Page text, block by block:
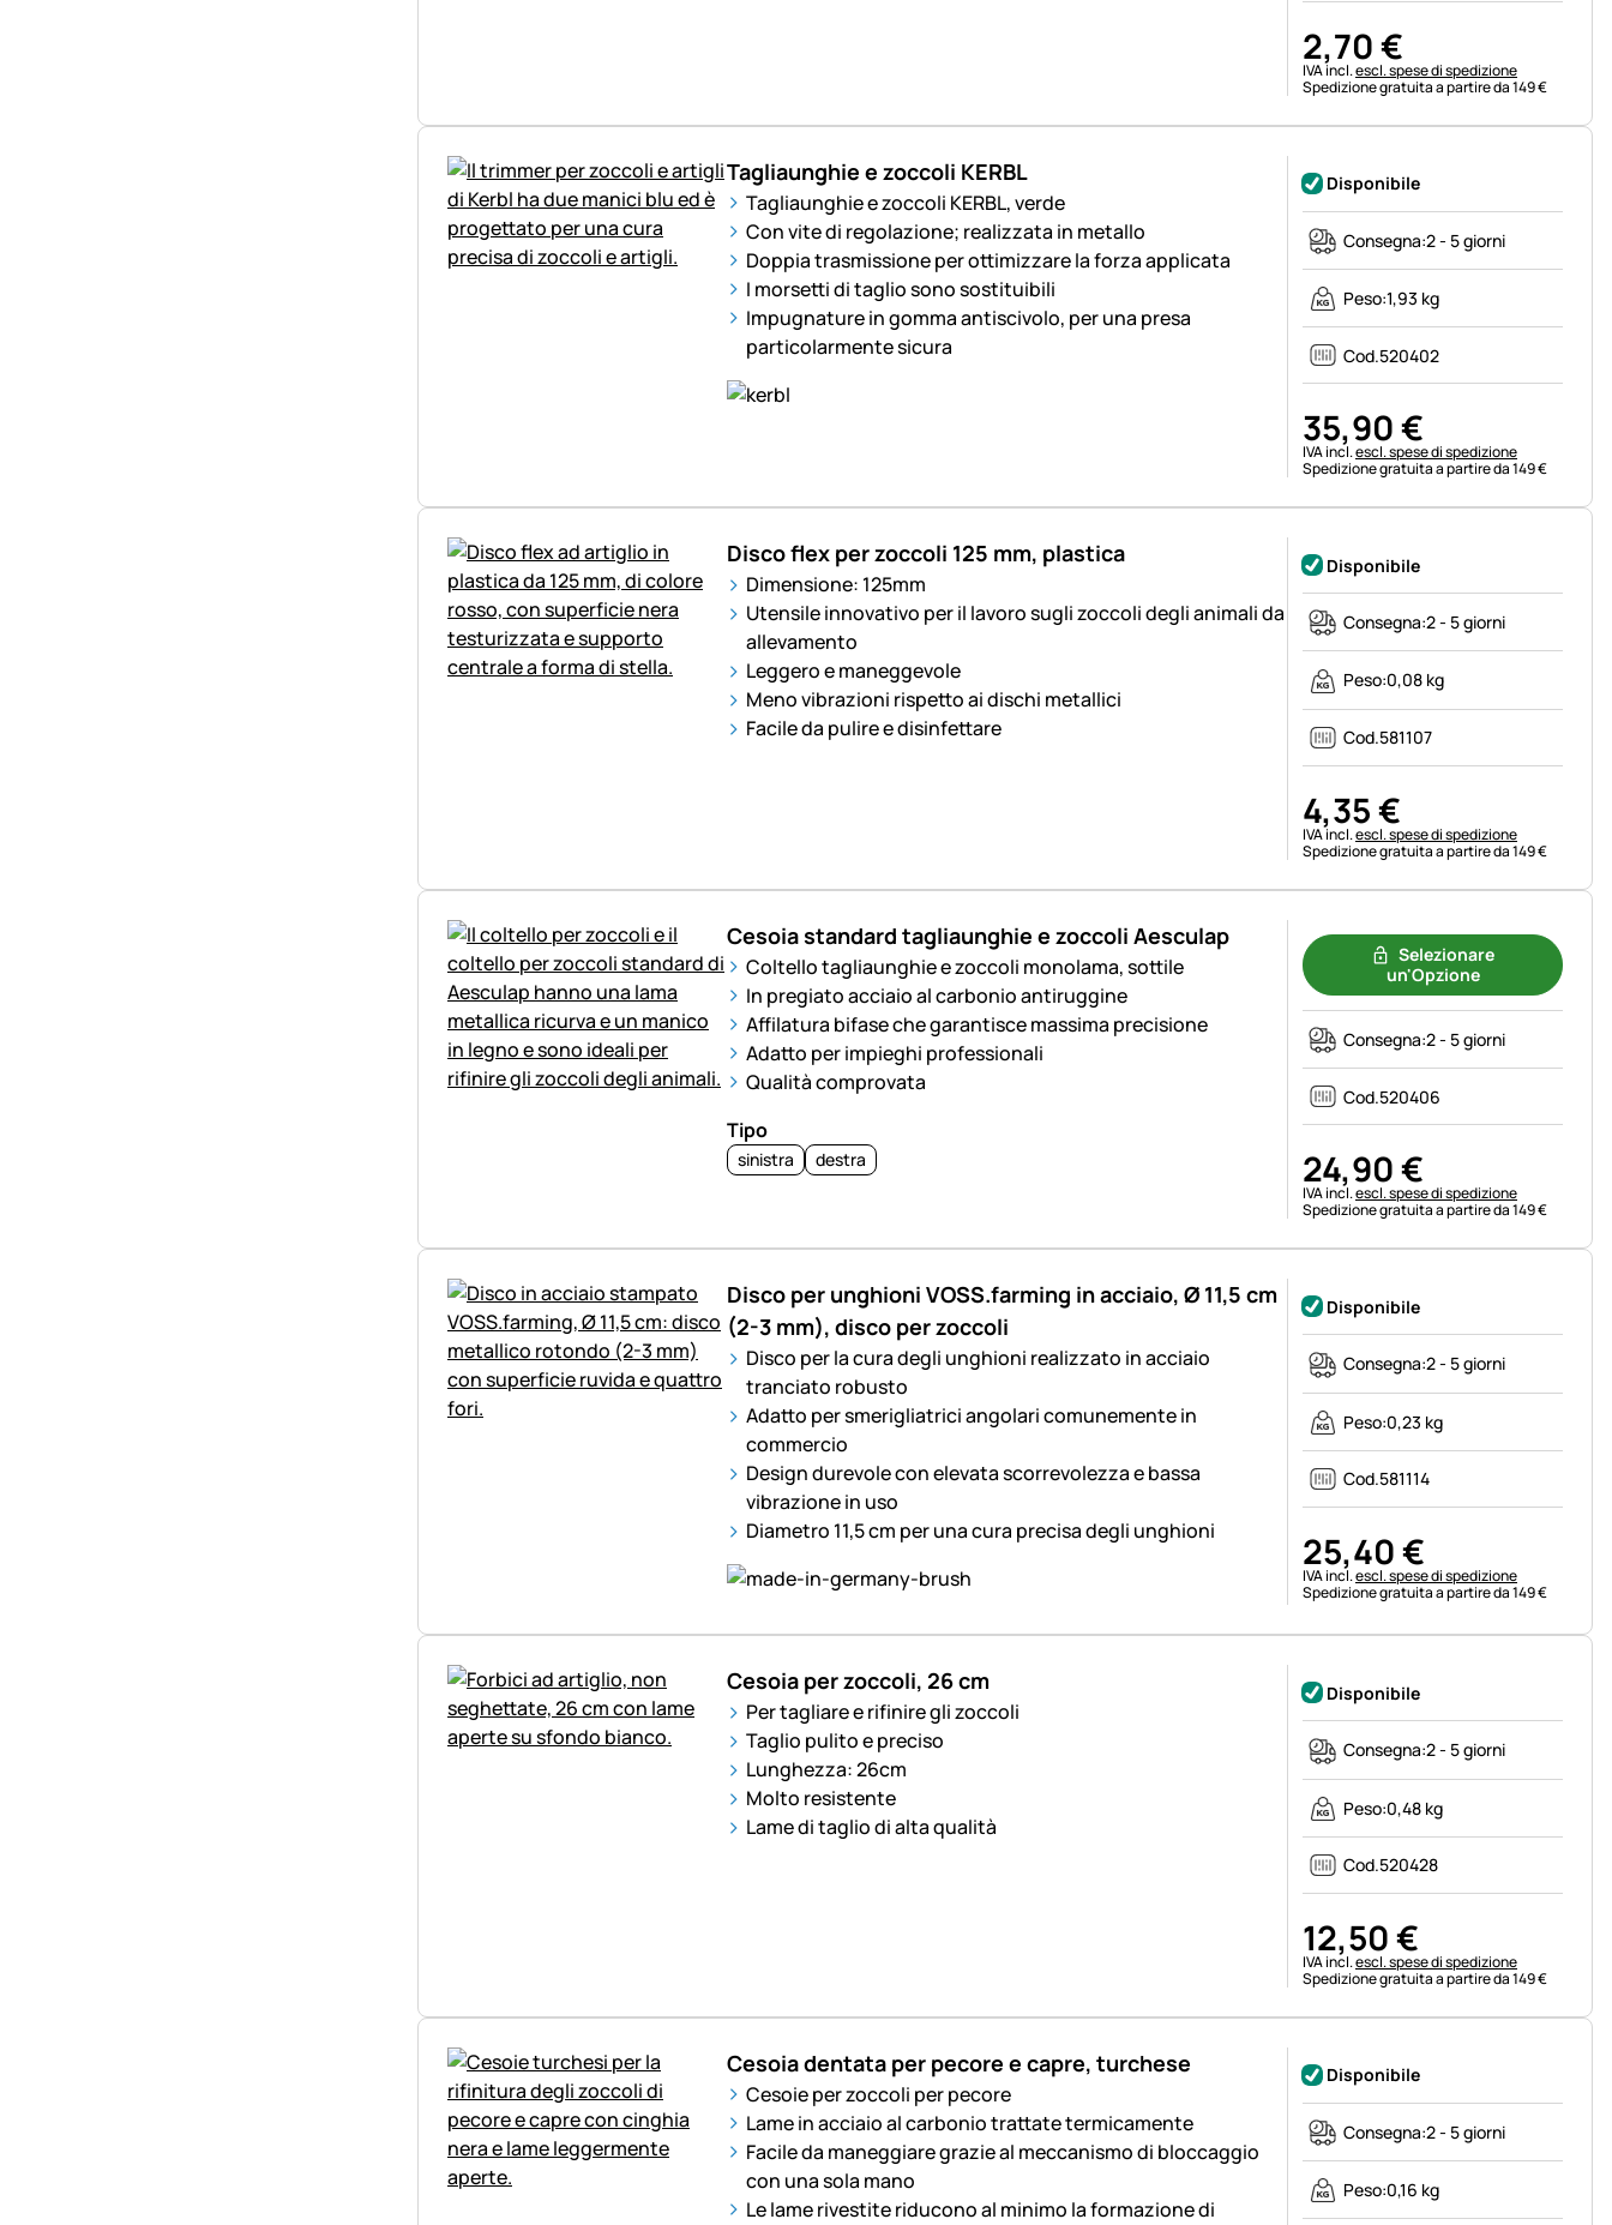
2,70€
Informazioni fiscali:
IVA incl.escl. spese di spedizione
Spedizione gratuita a partire da 149 €
Tagliaunghie e zoccoli KERBL
Tagliaunghie e zoccoli KERBL, verde
Con vite di regolazione; realizzata in metallo
Doppia trasmissione per ottimizzare la forza applicata
I morsetti di taglio sono sostituibili
Impugnature in gomma antiscivolo, per una presa
particolarmente sicura
Disponibile
Consegna:2 - 5 giorni
Peso:1,93 kg
Cod.520402
35,90€
Informazioni fiscali:
IVA incl.escl. spese di spedizione
Spedizione gratuita a partire da 149 €
Disco flex per zoccoli 125 mm, plastica
Dimensione: 125mm
Utensile innovativo per il lavoro sugli zoccoli degli animali da
allevamento
Leggero e maneggevole
Meno vibrazioni rispetto ai dischi metallici
Facile da pulire e disinfettare
Disponibile
Consegna:2 - 5 giorni
Peso:0,08 kg
Cod.581107
4,35€
Informazioni fiscali:
IVA incl.escl. spese di spedizione
Spedizione gratuita a partire da 149 €
Cesoia standard tagliaunghie e zoccoli Aesculap
Coltello tagliaunghie e zoccoli monolama, sottile
In pregiato acciaio al carbonio antiruggine
Affilatura bifase che garantisce massima precisione
Adatto per impieghi professionali
Qualità comprovata
Tipo
sinistra destra
Selezionare
un'Opzione
Consegna:2 - 5 giorni
Cod.520406
24,90€
Informazioni fiscali:
IVA incl.escl. spese di spedizione
Spedizione gratuita a partire da 149 €
Disco per unghioni VOSS.farming in acciaio, Ø 11,5 cm
(2-3 mm), disco per zoccoli
Disco per la cura degli unghioni realizzato in acciaio
tranciato robusto
Adatto per smerigliatrici angolari comunemente in
commercio
Design durevole con elevata scorrevolezza e bassa
vibrazione in uso
Diametro 11,5 cm per una cura precisa degli unghioni
Disponibile
Consegna:2 - 5 giorni
Peso:0,23 kg
Cod.581114
25,40€
Informazioni fiscali:
IVA incl.escl. spese di spedizione
Spedizione gratuita a partire da 149 €
Cesoia per zoccoli, 26 cm
Per tagliare e rifinire gli zoccoli
Taglio pulito e preciso
Lunghezza: 26cm
Molto resistente
Lame di taglio di alta qualità
Disponibile
Consegna:2 - 5 giorni
Peso:0,48 kg
Cod.520428
12,50€
Informazioni fiscali:
IVA incl.escl. spese di spedizione
Spedizione gratuita a partire da 149 €
Cesoia dentata per pecore e capre, turchese
Cesoie per zoccoli per pecore
Lame in acciaio al carbonio trattate termicamente
Facile da maneggiare grazie al meccanismo di bloccaggio
con una sola mano
Le lame rivestite riducono al minimo la formazione di
Disponibile
Consegna:2 - 5 giorni
Peso:0,16 kg